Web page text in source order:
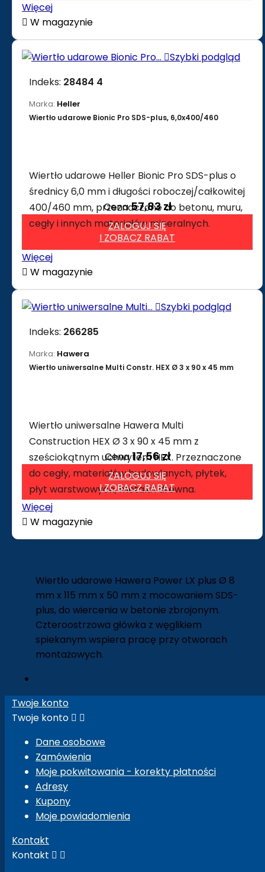
Więcej
 W magazynie
Szybki podgląd
Indeks: 28484 4
Marka: Heller
Wiertło udarowe Bionic Pro SDS-plus, 6,0x400/460
Wiertło udarowe Heller Bionic Pro SDS-plus o
średnicy 6,0 mm i długości roboczej/całkowitej
400/460 mm, przeznaczone do betonu, muru,
cegły i innych materiałów mineralnych.
Cena57,83 zł
ZALOGUJ SIĘ
I ZOBACZ RABAT
Więcej
 W magazynie
Szybki podgląd
Indeks: 266285
Marka: Hawera
Wiertło uniwersalne Multi Constr. HEX Ø 3 x 90 x 45 mm
Wiertło uniwersalne Hawera Multi
Construction HEX Ø 3 x 90 x 45 mm z
sześciokątnym uchwytem HEX. Przeznaczone
do cegły, materiałów budowlanych, płytek,
płyt warstwowych, metalu i drewna.
Cena17,56 zł
ZALOGUJ SIĘ
I ZOBACZ RABAT
Więcej
 W magazynie
Wiertło udarowe Hawera Power LX plus Ø 8
mm x 115 mm x 50 mm z mocowaniem SDS-
plus, do wiercenia w betonie zbrojonym.
Czteroostrzowa główka z węglikiem
spiekanym wspiera pracę przy otworach
montażowych.
Twoje konto
Twoje konto  
Dane osobowe
Zamówienia
Moje pokwitowania - korekty płatności
Adresy
Kupony
Moje powiadomienia
Kontakt
Kontakt  